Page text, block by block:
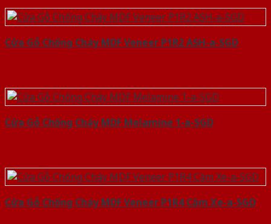
Cửa Gỗ Chống Cháy MDF Veneer P1R2 ASH-a-SGD
Cửa Gỗ Chống Cháy MDF Melamine 1-a-SGD
Cửa Gỗ Chống Cháy MDF Veneer P1R4 Căm Xe-a-SGD